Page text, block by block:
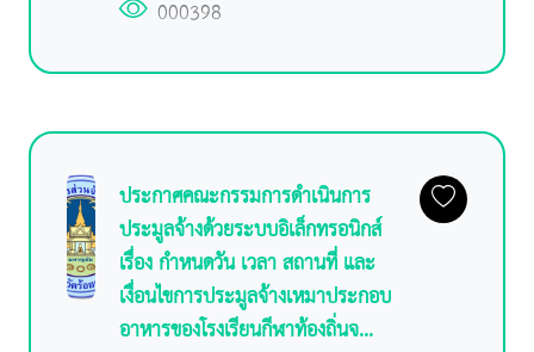
000398
ประกาศคณะกรรมการดำเนินการ
ประมูลจ้างด้วยระบบอิเล็กทรอนิกส์
เรื่อง กำหนดวัน เวลา สถานที่ และ
เงื่อนไขการประมูลจ้างเหมาประกอบ
อาหารของโรงเรียนกีฬาท้องถิ่นจ...